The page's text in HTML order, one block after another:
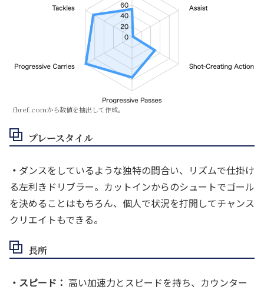
fbref.comから数値を抽出して作成。
プレースタイル
・ ダンスをしているような独特の間合い、リズムで仕掛け
る左利きドリブラー。カットインからのシュートでゴール
を決めることはもちろん、個人で状況を打開してチャンス
クリエイトもできる。
長所
・スピード： 高い加速力とスピードを持ち、カウンター